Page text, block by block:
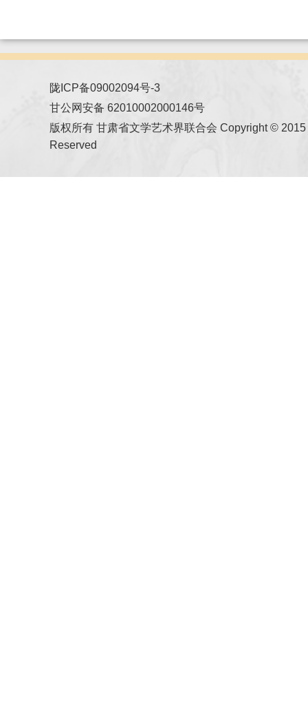
陇ICP备09002094号-3
甘公网安备 62010002000146号
版权所有 甘肃省文学艺术界联合会 Copyright ©
Reserved